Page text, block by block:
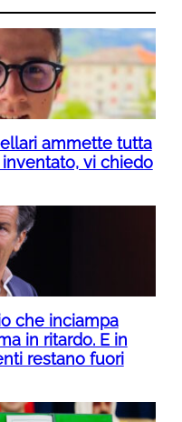
ammette tutta
inventato, vi chiedo
che inciampa
in ritardo. E in
restano fuori